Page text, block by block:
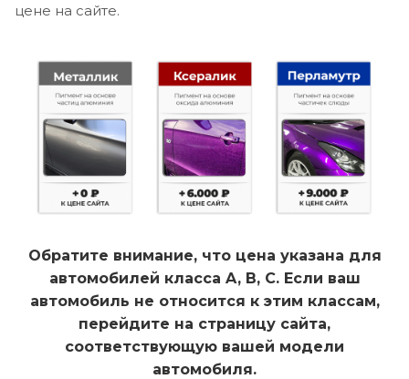
цене на сайте.
Обратите внимание, что цена указана для
автомобилей класса A, B, C. Если ваш
автомобиль не относится к этим классам,
перейдите на страницу сайта,
соответствующую вашей модели
автомобиля.